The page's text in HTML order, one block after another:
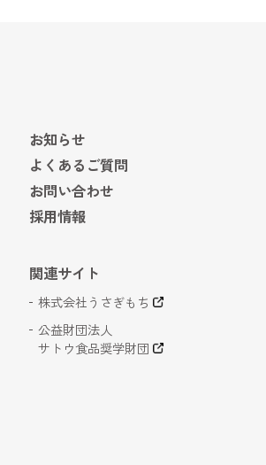
お知らせ
よくあるご質問
お問い合わせ
採用情報
関連サイト
株式会社うさぎもち
公益財団法人
サトウ食品奨学財団